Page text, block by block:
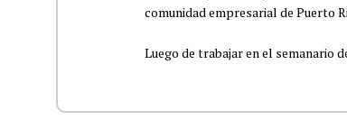
comunidad empresarial de Puerto
Luego de trabajar en el semanario